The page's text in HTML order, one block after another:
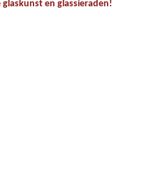
en glassieraden!